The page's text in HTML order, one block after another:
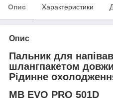
Опис Характеристики
Опис
Пальник для
шлангпакетом
Рідинне
MB EVO PRO 501D